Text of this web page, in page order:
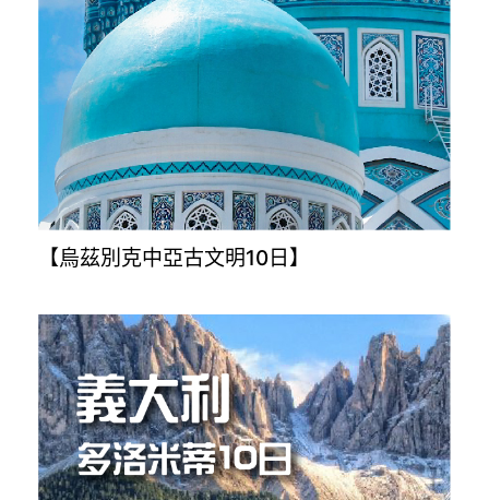
【烏茲別克中亞古文明10日】